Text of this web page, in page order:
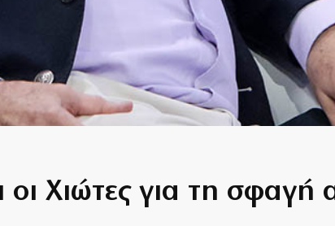
οι Χιώτες για τη σφαγή